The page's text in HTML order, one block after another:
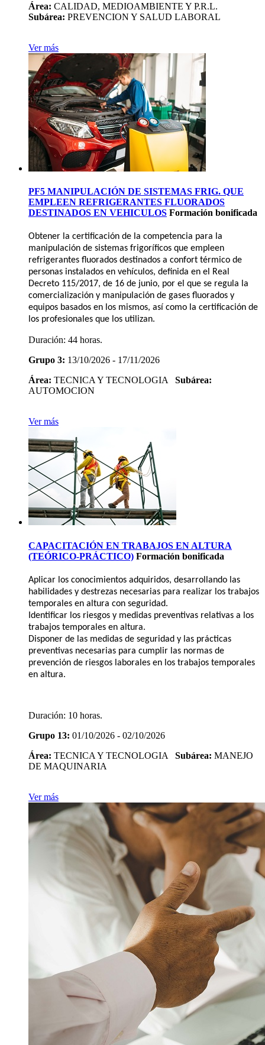
Área: CALIDAD, MEDIOAMBIENTE Y P.R.L.
Subárea: PREVENCION Y SALUD LABORAL
Ver más
PF5 MANIPULACIÓN DE SISTEMAS FRIG. QUE
EMPLEEN REFRIGERANTES FLUORADOS
DESTINADOS EN VEHICULOS Formación bonificada
Obtener la certificación de la competencia para la
manipulación de sistemas frigoríficos que empleen
refrigerantes fluorados destinados a confort térmico de
personas instalados en vehículos, definida en el Real
Decreto 115/2017, de 16 de junio, por el que se regula la
comercialización y manipulación de gases fluorados y
equipos basados en los mismos, así como la certificación de
los profesionales que los utilizan.
Duración: 44 horas.
Grupo 3: 13/10/2026 - 17/11/2026
Área: TECNICA Y TECNOLOGIA Subárea:
AUTOMOCION
Ver más
CAPACITACIÓN EN TRABAJOS EN ALTURA
(TEÓRICO-PRÁCTICO) Formación bonificada
Aplicar los conocimientos adquiridos, desarrollando las
habilidades y destrezas necesarias para realizar los trabajos
temporales en altura con seguridad.
Identificar los riesgos y medidas preventivas relativas a los
trabajos temporales en altura.
Disponer de las medidas de seguridad y las prácticas
preventivas necesarias para cumplir las normas de
prevención de riesgos laborales en los trabajos temporales
en altura.
Duración: 10 horas.
Grupo 13: 01/10/2026 - 02/10/2026
Área: TECNICA Y TECNOLOGIA Subárea: MANEJO
DE MAQUINARIA
Ver más